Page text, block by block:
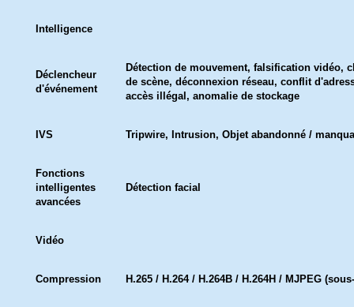
Intelligence
Déclencheur
d'événement
Détection de mouvement, falsification vidéo,
de scène, déconnexion réseau, conflit
accès illégal, anomalie de stockage
IVS Tripwire, Intrusion, Objet abandonné /
Fonctions
intelligentes
avancées
Détection facial
Vidéo
Compression H.265 / H.264 / H.264B / H.264H / MJPEG